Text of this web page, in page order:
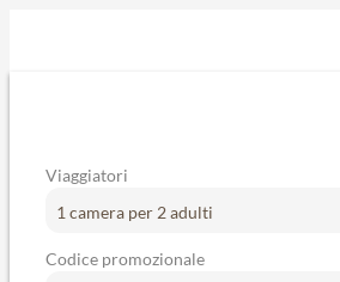
Viaggiatori
1 camera per 2 adulti
Codice promozionale